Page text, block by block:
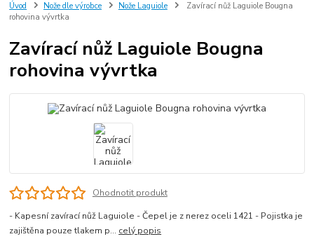
Úvod Nože dle výrobce Nože Laguiole
Zavírací nůž Laguiole Bougna
rohovina vývrtka
Zavírací nůž Laguiole Bougna
rohovina vývrtka
Ohodnotit produkt
- Kapesní zavírací nůž Laguiole - Čepel je z nerez oceli 1421 - Pojistka je
zajištěna pouze tlakem p... celý popis